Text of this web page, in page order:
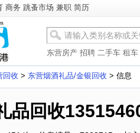
商务 跳蚤市场 兼职 简历
东营房产 招聘 二手车 租车
回收 > 东营烟酒礼品/金银回收 > 信息
品回收